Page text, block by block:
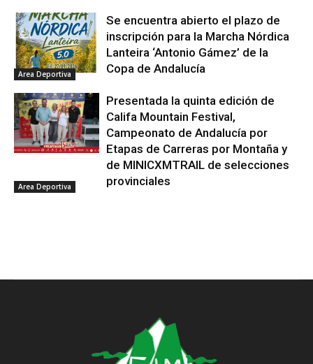
Area Deportiva
Se encuentra abierto el plazo de
inscripción para la Marcha Nórdica
Lanteira ‘Antonio Gámez’ de la
Copa de Andalucía
Area Deportiva
Presentada la quinta edición de
Califa Mountain Festival,
Campeonato de Andalucía por
Etapas de Carreras por Montaña y
de MINICXMTRAIL de selecciones
provinciales